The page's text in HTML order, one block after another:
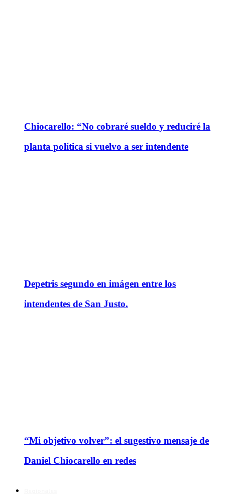
Chiocarello: “No cobraré sueldo y reduciré la
planta política si vuelvo a ser intendente
Depetris segundo en imágen entre los
intendentes de San Justo.
“Mi objetivo volver”: el sugestivo mensaje de
Daniel Chiocarello en redes